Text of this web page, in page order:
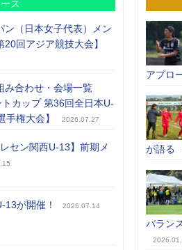
ス
ン（日本女子代表）メン
回アジア競技大会】
み合わせ・会場一覧
トカップ 第36回全日本U-
手権大会】
2026.07.27
レセン関西U-13】前期メ
13が開催！ 2026.07.14
アプロ
が語る
バラン